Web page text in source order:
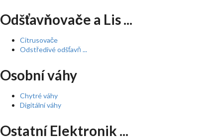
Odšťavňovače a Lis ...
Citrusovače
Odstředivé odšťavň ...
Osobní váhy
Chytré váhy
Digitální váhy
Ostatní Elektronik ...